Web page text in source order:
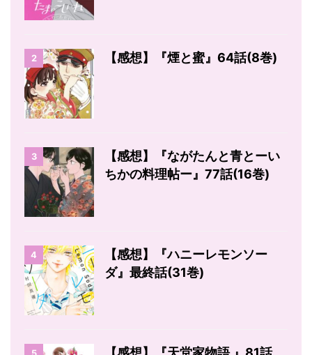
2 【感想】『煙と蜜』64話(8巻)
3
【感想】『ながたんと青とーい
ちかの料理帖ー』77話(16巻)
4
【感想】『ハニーレモンソー
ダ』最終話(31巻)